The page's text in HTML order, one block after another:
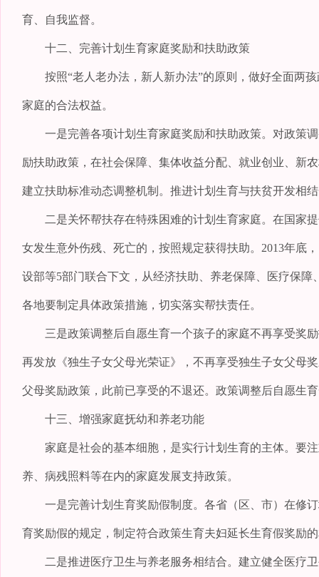
育、自我监督。
十二、完善计划生育家庭奖励和扶助政策
按照“老人老办法，新人新办法”的原则，做好全面两孩
家庭的合法权益。
一是完善各项计划生育家庭奖励和扶助政策。对政策调
励扶助政策，在社会保障、集体收益分配、就业创业、新
建立扶助标准动态调整机制。推进计划生育与扶贫开发相
二是关怀帮扶存在特殊困难的计划生育家庭。在国家提
女发生意外伤残、死亡的，按照规定获得扶助。2013年底
设部等5部门联合下文，从经济扶助、养老保障、医疗保
各地要制定具体政策措施，切实落实帮扶责任。
三是政策调整后自愿生育一个孩子的家庭不再享受奖励
再发放《独生子女父母光荣证》，不再享受独生子女父母
父母奖励政策，此前已享受的不退还。政策调整后自愿生
十三、增强家庭抚幼和养老功能
家庭是社会的基本细胞，是实行计划生育的主体。要注
养、病残照料等在内的家庭发展支持政策。
一是完善计划生育奖励假制度。各省（区、市）在修订
育奖励假的规定，制定符合政策生育夫妇延长生育假奖励
二是推进医疗卫生与养老服务相结合。建立健全医疗卫